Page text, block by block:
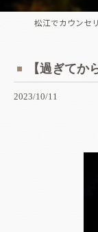
【過ぎてか
2023/10/11